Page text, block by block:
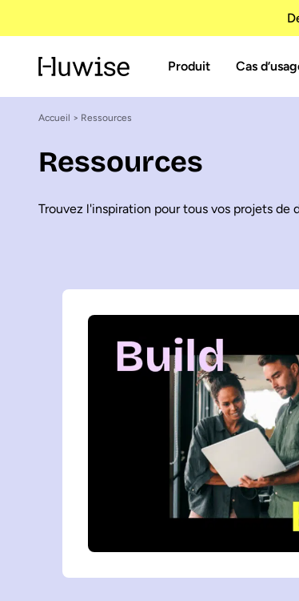
Produit Cas
Accueil > Ressources
Ressources
Trouvez l'inspiration pour tous vos projets de